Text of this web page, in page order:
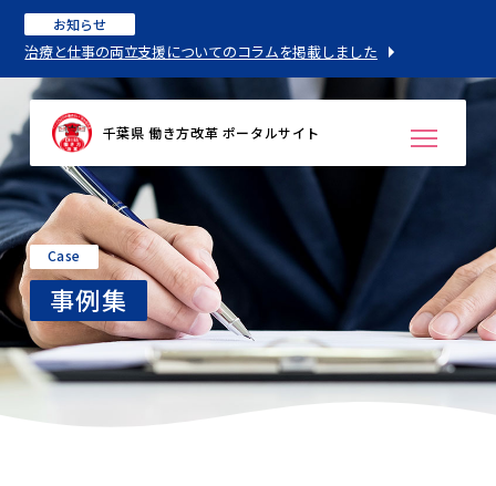
お知らせ
治療と仕事の両立支援についてのコラムを掲載しました
千葉県 働き方改革 ポータルサイト
Case
事例集